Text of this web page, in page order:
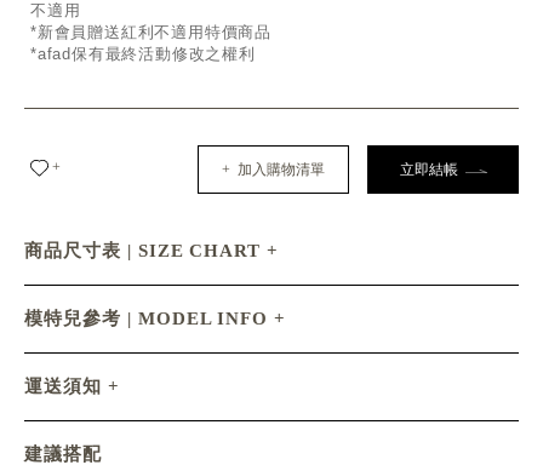
不適用
*新會員贈送紅利不適用特價商品
*afad保有最終活動修改之權利
+ + 加入購物清單 立即結帳
商品尺寸表 | SIZE CHART
模特兒參考 | MODEL INFO
運送須知
建議搭配